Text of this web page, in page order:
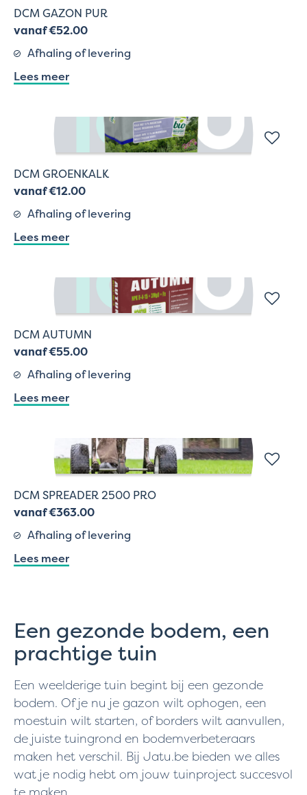
DCM GAZON PUR
vanaf €52.00
Afhaling of levering
Lees meer
DCM GROENKALK
vanaf €12.00
Afhaling of levering
Lees meer
DCM AUTUMN
vanaf €55.00
Afhaling of levering
Lees meer
DCM SPREADER 2500 PRO
vanaf €363.00
Afhaling of levering
Lees meer
Een gezonde bodem, een
prachtige tuin
Een weelderige tuin begint bij een gezonde
bodem. Of je nu je gazon wilt ophogen, een
moestuin wilt starten, of borders wilt aanvullen,
de juiste tuingrond en bodemverbeteraars
maken het verschil. Bij Jatu.be bieden we alles
wat je nodig hebt om jouw tuinproject succesvol